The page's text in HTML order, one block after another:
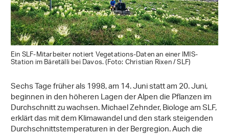
Ein SLF-Mitarbeiter notiert Vegetations-Daten an einer IMIS-
Station im Bäretälli bei Davos. (Foto: Christian Rixen / SLF)
Sechs Tage früher als 1998, am 14. Juni statt am 20. Juni,
beginnen in den höheren Lagen der Alpen die Pflanzen im
Durchschnitt zu wachsen. Michael Zehnder, Biologe am SLF,
erklärt das mit dem Klimawandel und den stark steigenden
Durchschnittstemperaturen in der Bergregion. Auch die